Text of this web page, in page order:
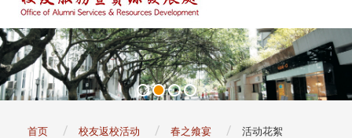
首页 校友返校活动 春之飨宴 活动花絮